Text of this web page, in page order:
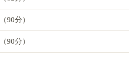
90分）
90分）